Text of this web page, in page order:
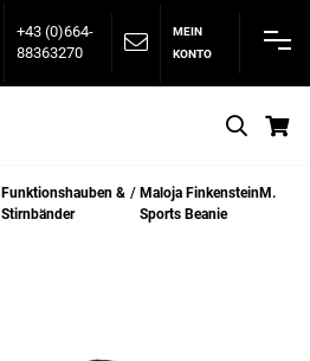
+43 (0)664-
88363270
MEIN
KONTO
Funktionshauben &
Stirnbänder
Maloja FinkensteinM.
Sports Beanie